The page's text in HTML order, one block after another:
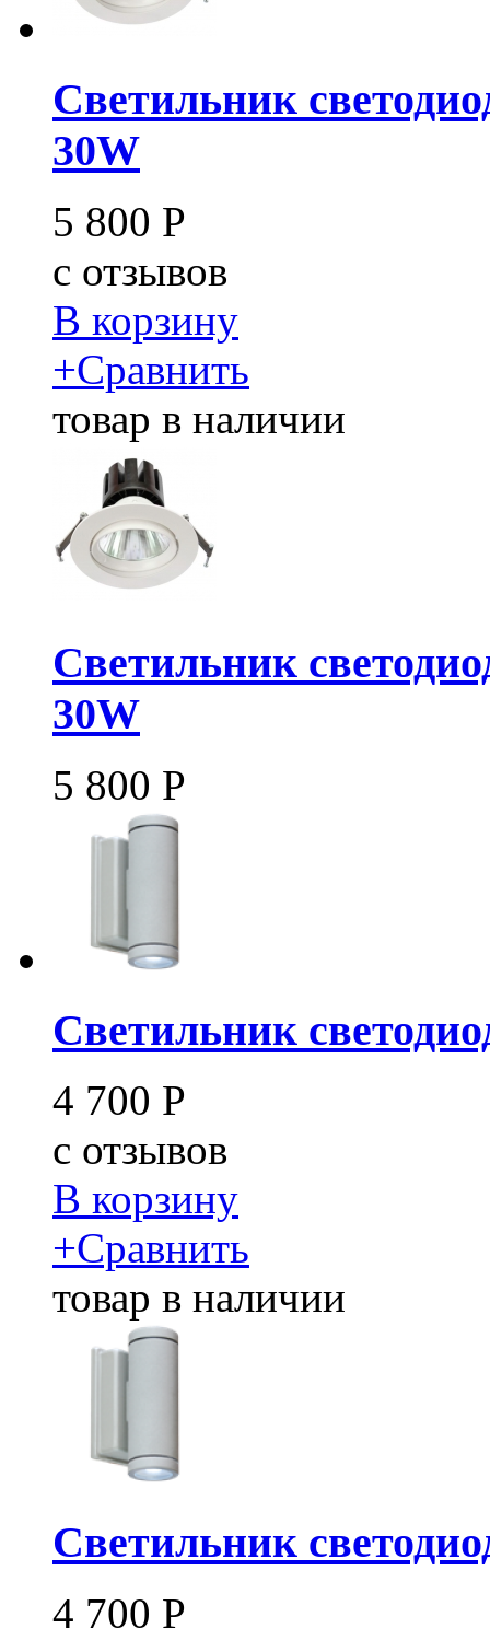
Светильник
30W
5 800 Р
c отзывов
В корзину
+Сравнить
товар в наличии
Светильник
30W
5 800 Р
Светильник
4 700 Р
c отзывов
В корзину
+Сравнить
товар в наличии
Светильник
4 700 Р